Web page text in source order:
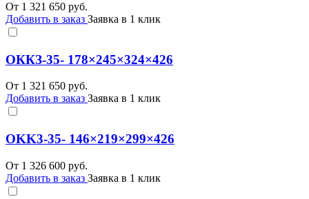
От 1 321 650 руб.
Добавить в заказ Заявка в 1 клик
ОККЗ-35- 178×245×324×426
От 1 321 650 руб.
Добавить в заказ Заявка в 1 клик
OKK3-35- 146×219×299×426
От 1 326 600 руб.
Добавить в заказ Заявка в 1 клик